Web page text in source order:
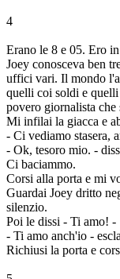
4
Erano le 8 e 05. Ero
Joey conosceva ben
uffici vari. Il mondo
quelli coi soldi e
povero giornalista che
Mi infilai la giacca e
- Ci vediamo stasera,
- Ok, tesoro mio. -
Ci baciammo.
Corsi alla porta e mi
Guardai Joey dritto
silenzio.
Poi le dissi - Ti amo! -
- Ti amo anch'io -
Richiusi la porta e